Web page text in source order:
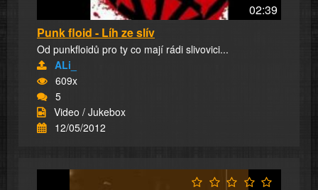
02:39
Punk floid - Líh ze slív
Od punkfloidů pro ty co mají rádi slivovici...
ALi_
609x
5
Video / Jukebox
12/05/2012